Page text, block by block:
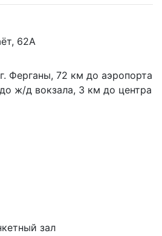
62А
Ферганы, 72 км до аэропорта
ж/д вокзала, 3 км до центра
зал